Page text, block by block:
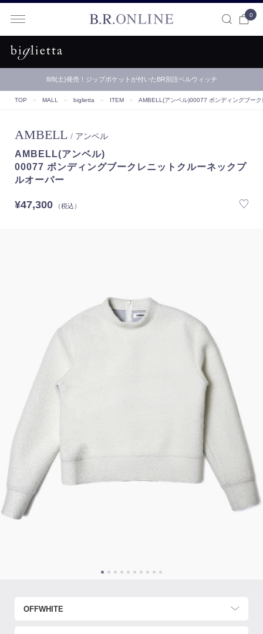
0
【B.R.ONLINE】一部店舗の夏期休業期間とお盆期間による配…
TOP ＞ MALL ＞ biglietta ＞ ITEM ＞ AMBELL(アンベル)00077 ボンディングブー
AMBELL / アンベル
AMBELL(アンベル)
00077 ボンディングブークレニットクルーネックプ
ルオーバー
¥47,300（税込）